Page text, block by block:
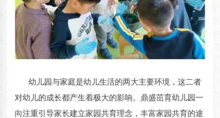
幼儿园与家庭是幼儿生活的两大主要环境，这二者
对幼儿的成长都产生着极大的影响。鼎盛茁育幼儿园一
向注重引导家长建立家园共育理念，丰富家园共育的途